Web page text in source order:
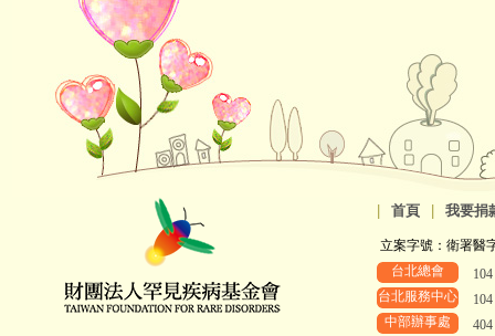
首頁 我要捐
立案字號：衛署醫
台北總會
台北服務中心
中部辦事處